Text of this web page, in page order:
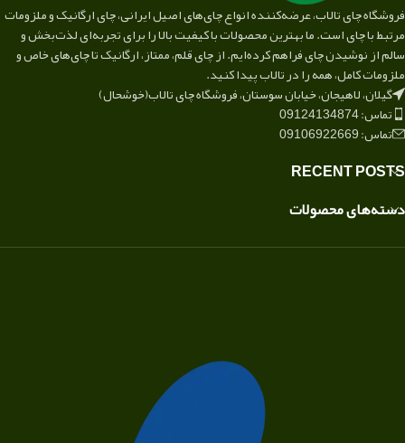
فروشگاه چای تالاب، عرضه‌کننده انواع چای‌های اصیل ایرانی، چای ارگانیک و ملزومات
مرتبط با چای است. ما بهترین محصولات با کیفیت بالا را برای تجربه‌ای لذت‌بخش و
سالم از نوشیدن چای فراهم کرده‌ایم. از چای قلم، ممتاز، ارگانیک تا چای‌های خاص و
ملزومات کامل، همه را در تالاب پیدا کنید.
گیلان، لاهیجان، خیابان سوستان، فروشگاه چای تالاب(خوشحال)
تماس: 09124134874
تماس: 09106922669
RECENT POSTS
دسته‌های محصولات